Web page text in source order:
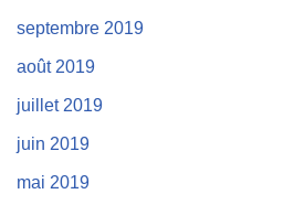
septembre 2019
août 2019
juillet 2019
juin 2019
mai 2019